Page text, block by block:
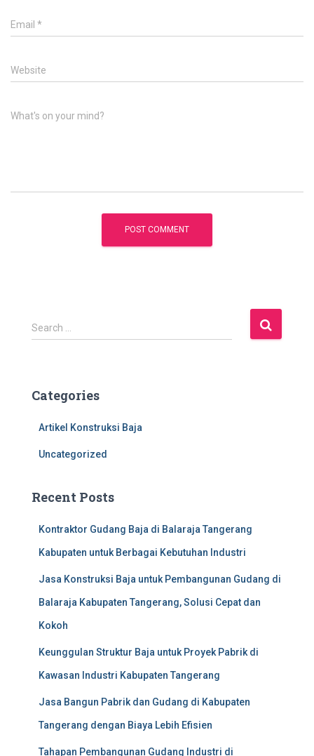
Email *
Website
What's on your mind?
S
e
h
Search …
Categories
Artikel Konstruksi Baja
Uncategorized
Recent Posts
Kontraktor Gudang Baja di Balaraja Tangerang
Kabupaten untuk Berbagai Kebutuhan Industri
Jasa Konstruksi Baja untuk Pembangunan Gudang di
Balaraja Kabupaten Tangerang, Solusi Cepat dan
Kokoh
Keunggulan Struktur Baja untuk Proyek Pabrik di
Kawasan Industri Kabupaten Tangerang
Jasa Bangun Pabrik dan Gudang di Kabupaten
Tangerang dengan Biaya Lebih Efisien
Tahapan Pembangunan Gudang Industri di